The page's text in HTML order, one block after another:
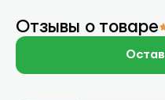
Отзывы о товаре